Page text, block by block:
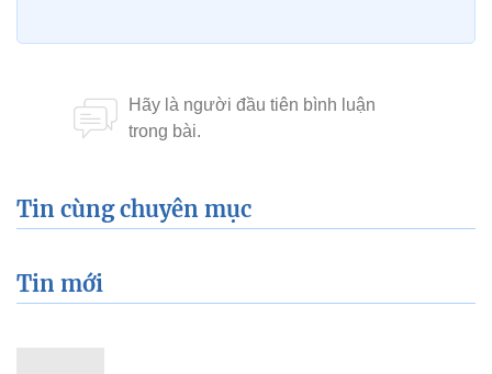
Tin cùng chuyên mục
Tin mới